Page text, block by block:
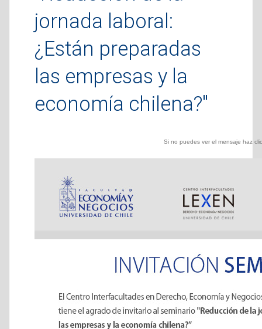
jornada laboral:
¿Están preparadas
las empresas y la
economía chilena?"
Si no puedes ver el mensaje haz